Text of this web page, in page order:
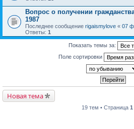
Вопрос о получении
1987
Последнее сообщение rigaismylove « 07
Ответы: 1
Показать темы за:
Поле сортировки
Новая тема
19 тем • Страница 1